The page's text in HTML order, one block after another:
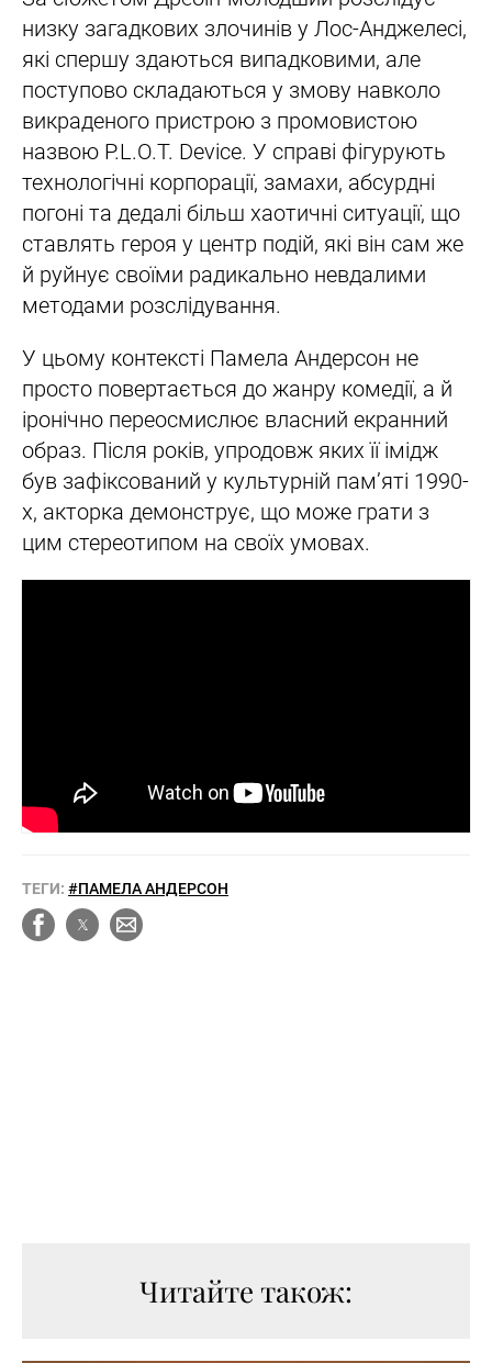
низку загадкових злочинів у Лос-Анджелесі,
які спершу здаються випадковими, але
поступово складаються у змову навколо
викраденого пристрою з промовистою
назвою P.L.O.T. Device. У справі фігурують
технологічні корпорації, замахи, абсурдні
погоні та дедалі більш хаотичні ситуації, що
ставлять героя у центр подій, які він сам же
й руйнує своїми радикально невдалими
методами розслідування.
У цьому контексті Памела Андерсон не
просто повертається до жанру комедії, а й
іронічно переосмислює власний екранний
образ. Після років, упродовж яких її імідж
був зафіксований у культурній пам’яті 1990-
х, акторка демонструє, що може грати з
цим стереотипом на своїх умовах.
ТЕГИ: #ПАМЕЛА АНДЕРСОН
Читайте також: